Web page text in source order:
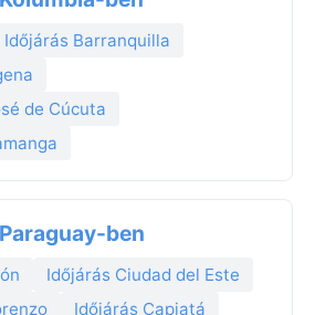
Időjárás Barranquilla
de Cúcuta
ben
Időjárás Ciudad del Este
Időjárás Capiatá